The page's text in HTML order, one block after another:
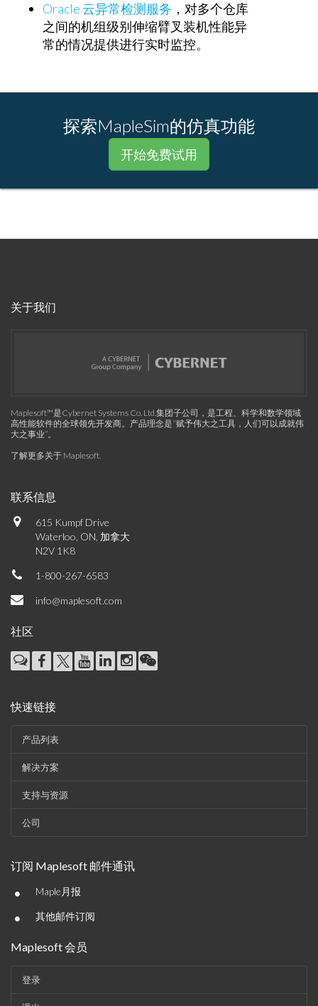
Oracle 云异常检测服务 ，对多个仓库
之间的机组级别伸缩臂叉装机性能异
常的情况提供进行实时监控。
探索MapleSim的仿真功能
开始免费试用
关于我们
Maplesoft™是Cybernet Systems Co. Ltd.集团子公司，是工程、科学和数学领域
高性能软件的全球领先开发商。产品理念是“赋予伟大之工具，人们可以成就伟
大之事业”。
了解更多关于 Maplesoft.
联系信息
615 Kumpf Drive
Waterloo, ON, 加拿大
N2V 1K8
1-800-267-6583
info@maplesoft.com
社区
快速链接
产品列表
解决方案
支持与资源
公司
订阅 Maplesoft 邮件通讯
• Maple月报
• 其他邮件订阅
Maplesoft 会员
登录